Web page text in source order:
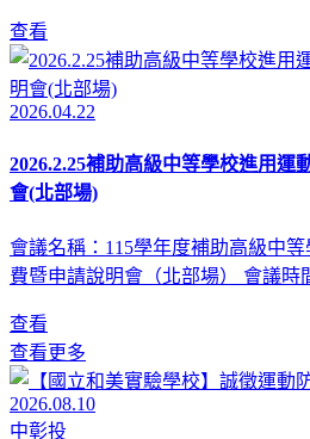
查看
2026.04.22
2026.2.25補助高級中等學校進用運
會(北部場)
會議名稱：115學年度補助高級中
費暨申請說明會（北部場） 會議時
查看
查看更多
2026.08.10
中彰投